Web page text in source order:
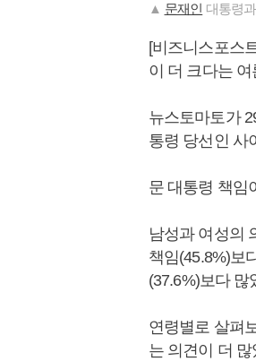
▲ 문재인 대통령
[비즈니스포스
이 더 크다는
뉴스토마토가
통령 당선인 사
문 대통령 책임
남성과 여성의
책임(45.8%)보
(37.6%)보다 많
연령별로 살펴
는 의견이 더